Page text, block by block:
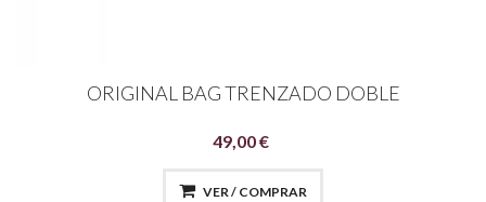
ORIGINAL BAG TRENZADO DOBLE
49,00 €
VER / COMPRAR